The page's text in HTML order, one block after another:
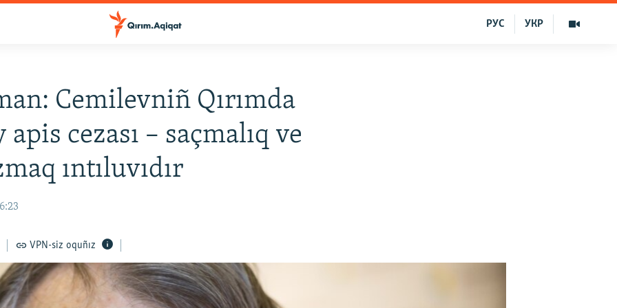
УКР
РУС
Cemilevniñ Qırımda
apis cezası – saçmalıq ve
ıntıluvıdır
VPN-siz oquñız